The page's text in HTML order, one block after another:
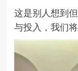
这是别人想到
与投入，我们